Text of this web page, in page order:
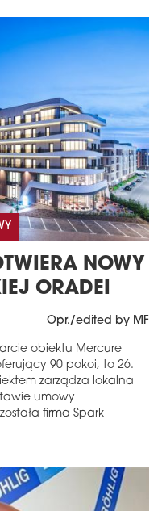
NOWY
ORADEI
Opr./edited by MF
obiektu Mercure
90 pokoi, to 26.
zarządza lokalna
umowy
firma Spark